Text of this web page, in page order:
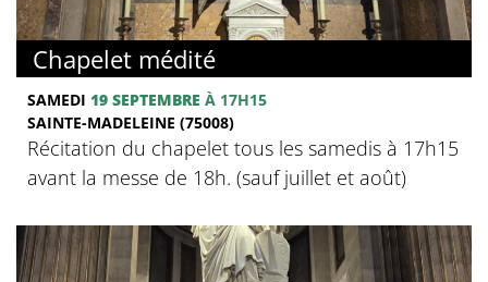
Chapelet médité
SAMEDI 19 SEPTEMBRE À 17H15
SAINTE-MADELEINE (75008)
Récitation du chapelet tous les samedis à 17h15
avant la messe de 18h. (sauf juillet et août)